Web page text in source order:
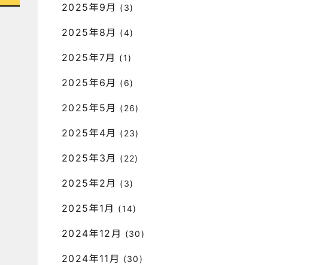
2025年9月 (3)
2025年8月 (4)
2025年7月 (1)
2025年6月 (6)
2025年5月 (26)
2025年4月 (23)
2025年3月 (22)
2025年2月 (3)
2025年1月 (14)
2024年12月 (30)
2024年11月 (30)